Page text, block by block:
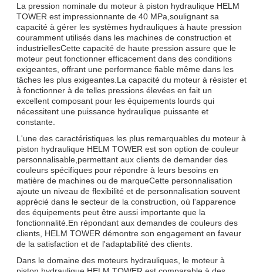
La pression nominale du moteur à piston hydraulique HELM
TOWER est impressionnante de 40 MPa,soulignant sa
capacité à gérer les systèmes hydrauliques à haute pression
couramment utilisés dans les machines de construction et
industriellesCette capacité de haute pression assure que le
moteur peut fonctionner efficacement dans des conditions
exigeantes, offrant une performance fiable même dans les
tâches les plus exigeantes.La capacité du moteur à résister et
à fonctionner à de telles pressions élevées en fait un
excellent composant pour les équipements lourds qui
nécessitent une puissance hydraulique puissante et
constante.
L'une des caractéristiques les plus remarquables du moteur à
piston hydraulique HELM TOWER est son option de couleur
personnalisable,permettant aux clients de demander des
couleurs spécifiques pour répondre à leurs besoins en
matière de machines ou de marqueCette personnalisation
ajoute un niveau de flexibilité et de personnalisation souvent
apprécié dans le secteur de la construction, où l'apparence
des équipements peut être aussi importante que la
fonctionnalité.En répondant aux demandes de couleurs des
clients, HELM TOWER démontre son engagement en faveur
de la satisfaction et de l'adaptabilité des clients.
Dans le domaine des moteurs hydrauliques, le moteur à